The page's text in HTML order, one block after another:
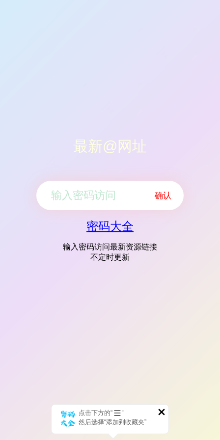
最新@网址
确认
密码大全
输入密码访问最新资源链接
不定时更新
点击下方的“
”
然后选择“添加到收藏夹”